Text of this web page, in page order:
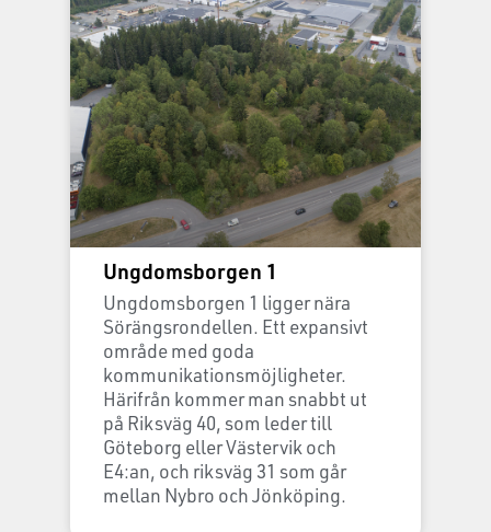
Ungdomsborgen 1
Ungdomsborgen 1 ligger nära
Sörängsrondellen. Ett expansivt
område med goda
kommunikationsmöjligheter.
Härifrån kommer man snabbt ut
på Riksväg 40, som leder till
Göteborg eller Västervik och
E4:an, och riksväg 31 som går
mellan Nybro och Jönköping.